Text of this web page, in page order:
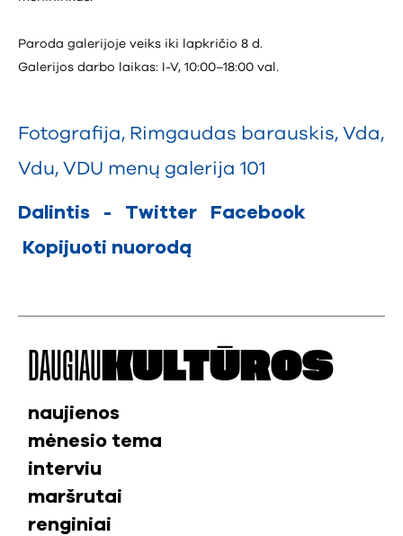
Paroda galerijoje veiks iki lapkričio 8 d.
Galerijos darbo laikas: I-V, 10:00–18:00 val.
Fotografija, Rimgaudas barauskis, Vda,
Vdu, VDU menų galerija 101
Dalintis - Twitter
Facebook
Kopijuoti nuorodą
DAUGIAU KULTŪROS
naujienos
mėnesio tema
interviu
maršrutai
renginiai